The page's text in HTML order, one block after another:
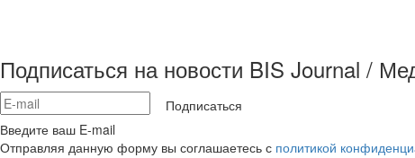
Подписаться на новости BIS Journal /
Подписаться
Введите ваш E-mail
Отправляя данную форму вы соглашаетесь с политикой